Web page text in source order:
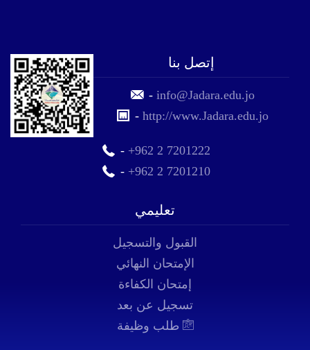
إتصل بنا
-info@Jadara.edu.jo
-http://www.Jadara.edu.jo
- +962 2 7201222
- +962 2 7201210
تعليمي
القبول والتسجيل
الإمتحان النهائي
إمتحان الكفاءة
تسجيل عن بعد